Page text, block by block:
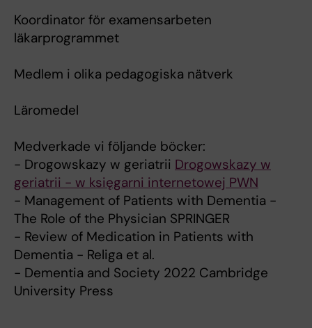
Koordinator för examensarbeten
läkarprogrammet
Medlem i olika pedagogiska nätverk
Läromedel
Medverkade vi följande böcker:
- Drogowskazy w geriatrii Drogowskazy w
geriatrii - w księgarni internetowej PWN
- Management of Patients with Dementia -
The Role of the Physician SPRINGER
- Review of Medication in Patients with
Dementia - Religa et al.
- Dementia and Society 2022 Cambridge
University Press